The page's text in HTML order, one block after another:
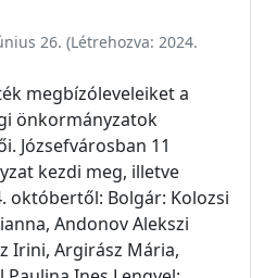
26. (Létrehozva: 2024.
megbízóleveleiket a
önkormányzatok
Józsefvárosban 11
kezdi meg, illetve
októbertől: Bolgár: Kolozsi
Andonov Alekszi
Irini, Argirász Mária,